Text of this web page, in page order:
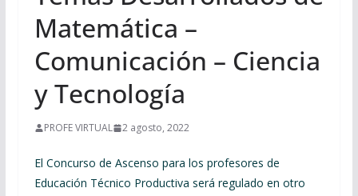
Matemática –
Comunicación – Ciencia
y Tecnología
PROFE VIRTUAL 2 agosto, 2022
El Concurso de Ascenso para los profesores de
Educación Técnico Productiva será regulado en otro